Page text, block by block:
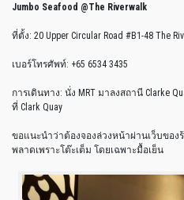
Jumbo Seafood @The Riverwalk
ที่ตั้ง: 20 Upper Circular Road #B1-48 The
เบอร์โทรศัพท์: +65 6534 3435
การเดินทาง: นั่ง MRT มาลงสถานี Clarke
ที่ Clark Quay
ขอแนะนำว่าต้องจองล่วงหน้าผ่านเว็บของ
พลาดเพราะโต๊ะเต็ม โดยเฉพาะมื้อเย็น